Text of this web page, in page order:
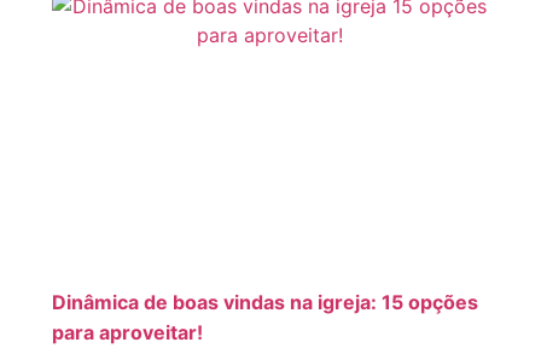
Dinâmica de boas vindas na igreja: 15 opções
para aproveitar!